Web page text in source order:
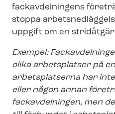
fackavdelningens
stoppa
uppgift om en
Exempel:
olika arbetsplatser på
arbetsplatserna har
eller någon annan
fackavdelningen, men